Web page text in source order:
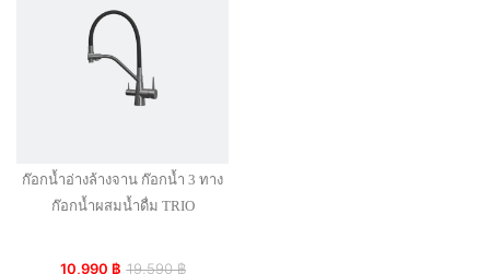
ก๊อกน้ำอ่างล้างจาน ก๊อกน้ำ 3 ทาง
ก๊อกน้ำผสมน้ำดื่ม TRIO
10,990 ฿ 19,590 ฿